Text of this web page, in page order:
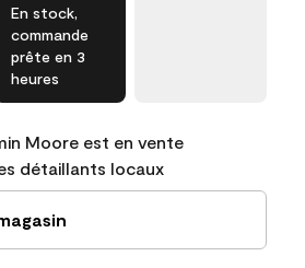
En stock,
commande
prête en 3
heures
Moore est en vente
détaillants locaux